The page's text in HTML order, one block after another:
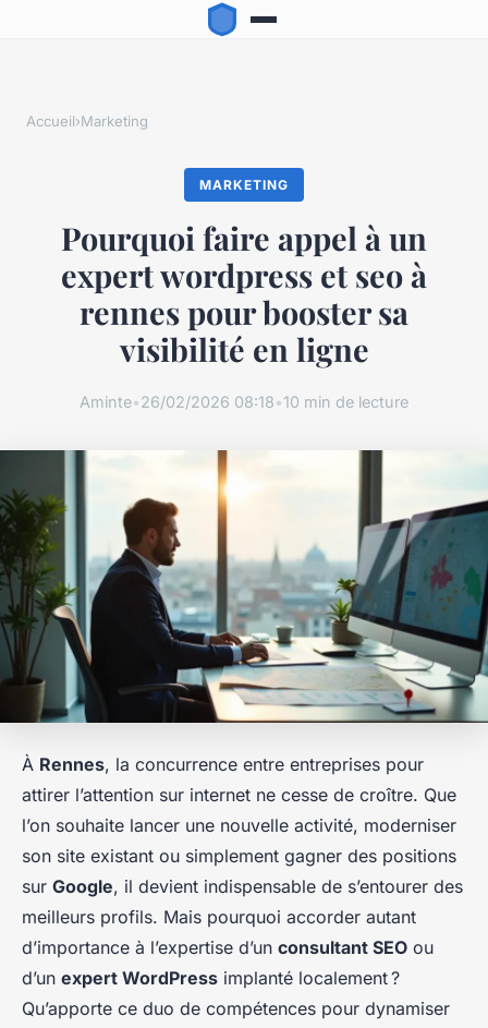
Accueil›Marketing
MARKETING
Pourquoi faire appel à un
expert wordpress et seo à
rennes pour booster sa
visibilité en ligne
Aminte•26/02/2026 08:18•10 min de lecture
À Rennes, la concurrence entre entreprises pour
attirer l’attention sur internet ne cesse de croître. Que
l’on souhaite lancer une nouvelle activité, moderniser
son site existant ou simplement gagner des positions
sur Google, il devient indispensable de s’entourer des
meilleurs profils. Mais pourquoi accorder autant
d’importance à l’expertise d’un consultant SEO ou
d’un expert WordPress implanté localement ?
Qu’apporte ce duo de compétences pour dynamiser